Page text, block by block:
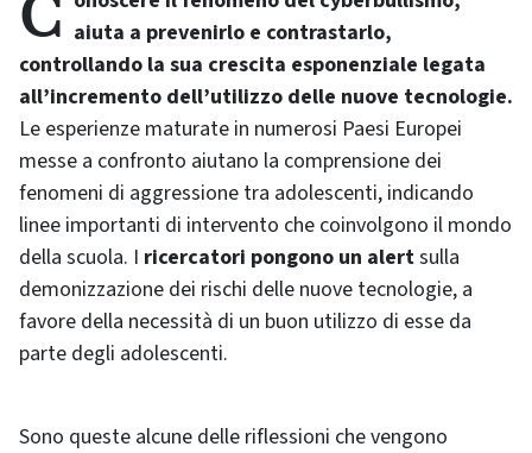
Conoscere il fenomeno del cyberbullismo, aiuta a prevenirlo e contrastarlo,
controllando la sua crescita esponenziale legata
all’incremento dell’utilizzo delle nuove tecnologie.
Le esperienze maturate in numerosi Paesi Europei
messe a confronto aiutano la comprensione dei
fenomeni di aggressione tra adolescenti, indicando
linee importanti di intervento che coinvolgono il mondo
della scuola. I ricercatori pongono un alertsulla
demonizzazione dei rischi delle nuove tecnologie, a
favore della necessità di un buon utilizzo di esse da
parte degli adolescenti.
Sono queste alcune delle riflessioni che vengono